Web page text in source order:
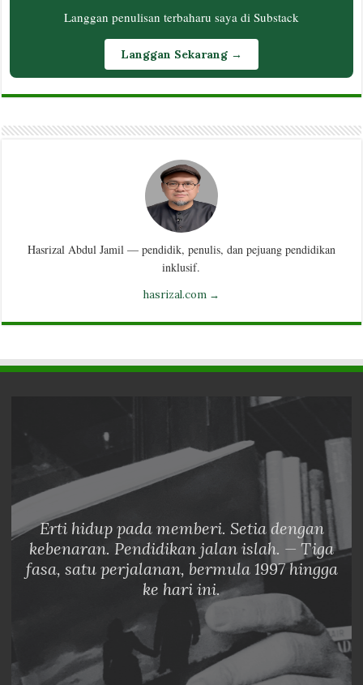
Langgan penulisan terbaharu saya di Substack
Langgan Sekarang →
Hasrizal Abdul Jamil — pendidik, penulis, dan pejuang pendidikan
inklusif.
hasrizal.com →
Erti hidup pada memberi. Setia dengan
kebenaran. Pendidikan jalan islah. — Tiga
fasa, satu perjalanan, bermula 1997 hingga
ke hari ini.